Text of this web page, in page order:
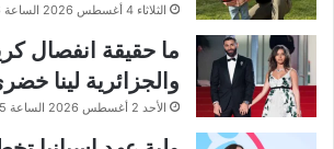
الثلاثاء 4 أغسطس 2026 الساعة 2:36 ص
ما حقيقة انفصال
والجزائرية لينا
الأحد 2 أغسطس 2026 الساعة 9:35 م